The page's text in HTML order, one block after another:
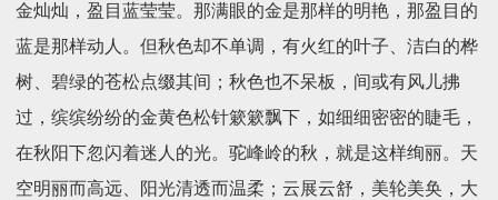
金灿灿，盈目蓝莹莹。那满眼的金是那样的明艳，那盈目的
蓝是那样动人。但秋色却不单调，有火红的叶子、洁白的桦
树、碧绿的苍松点缀其间；秋色也不呆板，间或有风儿拂
过，缤缤纷纷的金黄色松针簌簌飘下，如细细密密的睫毛，
在秋阳下忽闪着迷人的光。驼峰岭的秋，就是这样绚丽。天
空明丽而高远、阳光清透而温柔；云展云舒，美轮美奂，大